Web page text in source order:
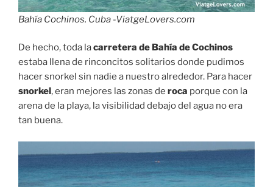
Bahía Cochinos. Cuba -ViatgeLovers.com
De hecho, toda lacarretera de Bahía de Cochinos
estaba llena de rinconcitos solitarios donde pudimos
hacer snorkel sin nadie a nuestro alrededor. Para hacer
snorkel , eran mejores las zonas de roca porque con la
arena de la playa, la visibilidad debajo del agua no era
tan buena.